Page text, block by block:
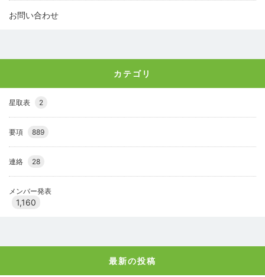
お問い合わせ
カテゴリ
星取表 2
要項 889
連絡 28
メンバー発表
1,160
最新の投稿